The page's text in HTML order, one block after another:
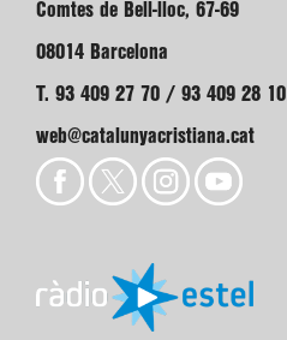
Comtes de Bell-lloc, 67-69
08014 Barcelona
T. 93 409 27 70 / 93 409 28 10
web@catalunyacristiana.cat